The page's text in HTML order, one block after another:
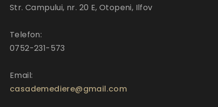
Str. Campului, nr. 20 E, Otopeni, Ilfov
Telefon:
0752-231-573
Email:
casademediere@gmail.com